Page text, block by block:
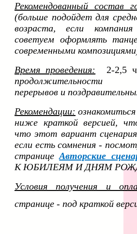
Рекомендованный состав
(больше подойдет для
возраста, если
советуем оформлять
современными
Время проведения: 2-2,5
продолжительности
перерывов и
Рекомендации:
ниже краткой версией,
что этот вариант
если есть сомнения -
страницеАвторские
К ЮБИЛЕЯМ И ДНЯМ
Условия получения и
странице - под краткой